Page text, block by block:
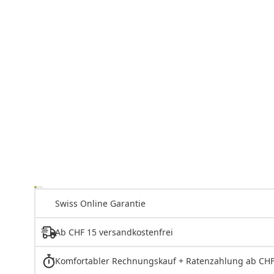
Swiss Online Garantie
Ab CHF 15 versandkostenfrei
Komfortabler Rechnungskauf + Ratenzahlung ab